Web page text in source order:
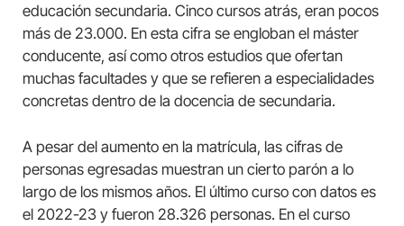
educación secundaria. Cinco cursos atrás, eran pocos
más de 23.000. En esta cifra se engloban el máster
conducente, así como otros estudios que ofertan
muchas facultades y que se refieren a especialidades
concretas dentro de la docencia de secundaria.
A pesar del aumento en la matrícula, las cifras de
personas egresadas muestran un cierto parón a lo
largo de los mismos años. El último curso con datos es
el 2022-23 y fueron 28.326 personas. En el curso